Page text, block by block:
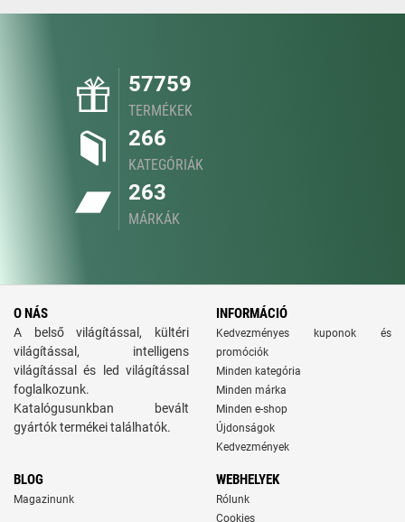
57759
TERMÉKEK
266
KATEGÓRIÁK
263
MÁRKÁK
O NÁS
A belső világítással, kültéri
világítással, intelligens
világítással és led világítással
foglalkozunk.
Katalógusunkban bevált
gyártók termékei találhatók.
INFORMÁCIÓ
Kedvezményes kuponok és
promóciók
Minden kategória
Minden márka
Minden e-shop
Újdonságok
Kedvezmények
BLOG
Magazinunk
WEBHELYEK
Rólunk
Cookies